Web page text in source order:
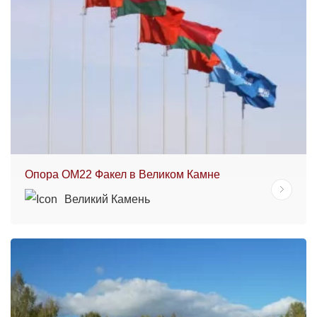
Опора ОМ22 Факел в Великом Камне
Великий Камень